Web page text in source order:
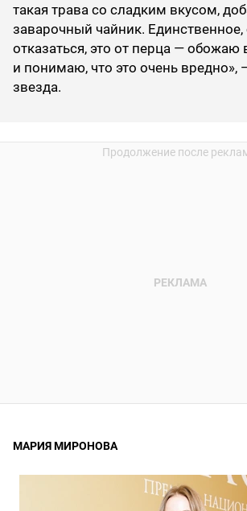
такая трава со сладким вкусом,
заварочный чайник. Единственное,
отказаться, это от перца — обожаю
и понимаю, что это очень вредно»,
звезда.
МАРИЯ МИРОНОВА